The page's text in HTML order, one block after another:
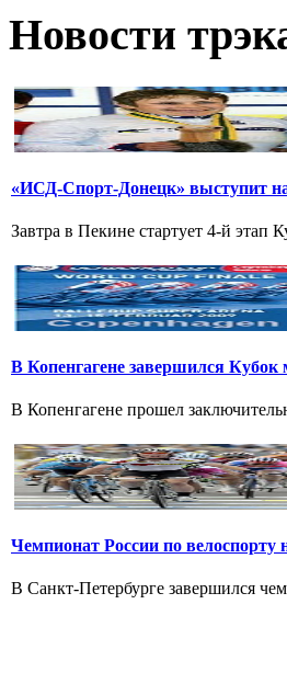
Новости
«ИСД-Спорт-Донецк» выступит
Завтра в Пекине стартует 4-й этап
В Копенгагене завершился Кубок
В Копенгагене прошел
Чемпионат России по велоспорту
В Санкт-Петербурге завершился